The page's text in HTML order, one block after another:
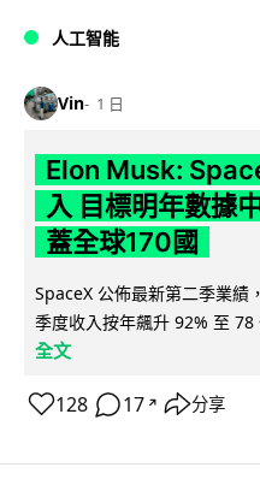
人工智能
Vin 1 日
Elon Musk:
入 目標明年數據
蓋全球170國
SpaceX 公佈最新第二季業績
季度收入按年飆升 92% 至
全文
128 17 ↗ 分享